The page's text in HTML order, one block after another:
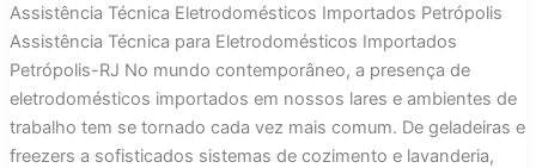
Assistência Técnica Eletrodomésticos Importados Petrópolis
Assistência Técnica para Eletrodomésticos Importados
Petrópolis-RJ No mundo contemporâneo, a presença de
eletrodomésticos importados em nossos lares e ambientes de
trabalho tem se tornado cada vez mais comum. De geladeiras e
freezers a sofisticados sistemas de cozimento e lavanderia,